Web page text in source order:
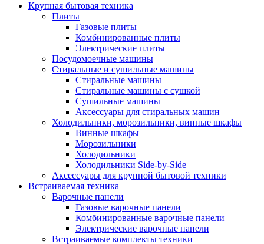
Крупная бытовая техника
Плиты
Газовые плиты
Комбинированные плиты
Электрические плиты
Посудомоечные машины
Стиральные и сушильные машины
Стиральные машины
Стиральные машины с сушкой
Сушильные машины
Аксессуары для стиральных машин
Холодильники, морозильники, винные шкафы
Винные шкафы
Морозильники
Холодильники
Холодильники Side-by-Side
Аксессуары для крупной бытовой техники
Встраиваемая техника
Варочные панели
Газовые варочные панели
Комбинированные варочные панели
Электрические варочные панели
Встраиваемые комплекты техники